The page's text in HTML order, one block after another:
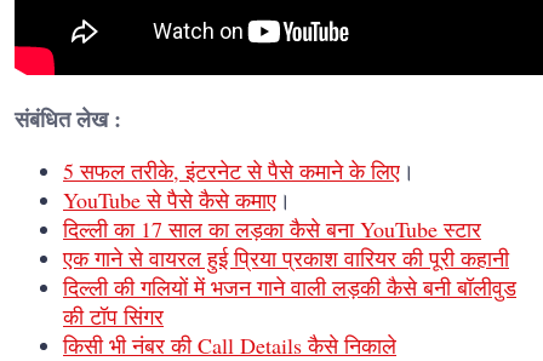
संबंधित लेख :
5 सफल तरीके, इंटरनेट से पैसे कमाने के लिए ।
YouTube से पैसे कैसे कमाए ।
दिल्ली का 17 साल का लड़का कैसे बना YouTube स्टार
एक गाने से वायरल हुई प्रिया प्रकाश वारियर की पूरी कहानी
दिल्ली की गलियों में भजन गाने वाली लड़की कैसे बनी बॉलीवुड
की टॉप सिंगर
किसी भी नंबर की Call Details कैसे निकाले